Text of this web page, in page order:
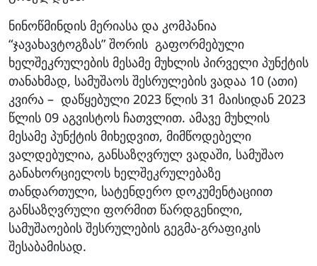
ნინოწმინდის მერიასა და კომპანია
“ჯავახავტოგზას” შორის გაფორმებული
ხელშეკრულების მესამე მუხლის პირველი პუნქტის
თანახმად, სამუშაოს შესრულების ვადაა 10 (ათი)
კვირა – დაწყებული 2023 წლის 31 მაისიდან 2023
წლის 09 აგვისტოს ჩათვლით. ამავე მუხლის
მესამე პუნქტის მიხედვით, მიმწოდებელი
ვალდებულია, განსაზღვრულ ვადაში, სამუშაო
განახორციელოს ხელშეკრულებაზე
თანდართული, სატენდერო დოკუმენტაციით
განსაზღვრული ფორმით წარდგენილი,
სამუშაოების შესრულების გეგმა-გრაფიკის
შესაბამისად.